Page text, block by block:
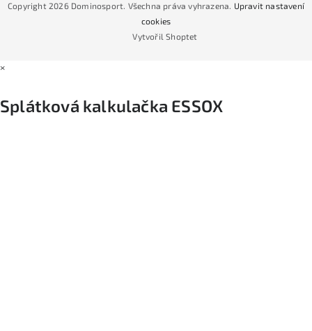
Podmínky nákupu na splátky ESSOX
Vytvořil Shoptet
Copyright 2026 Dominosport. Všechna práva vyhrazena. Upravit nastavení
cookies
×
Splátková kalkulačka ESSOX